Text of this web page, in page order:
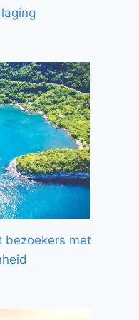
bezoekers met